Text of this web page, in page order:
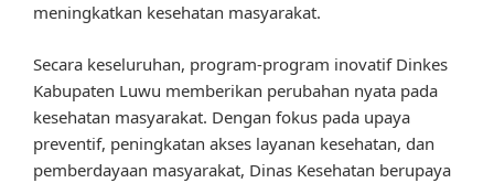
meningkatkan kesehatan masyarakat.
Secara keseluruhan, program-program inovatif Dinkes
Kabupaten Luwu memberikan perubahan nyata pada
kesehatan masyarakat. Dengan fokus pada upaya
preventif, peningkatan akses layanan kesehatan, dan
pemberdayaan masyarakat, Dinas Kesehatan berupaya